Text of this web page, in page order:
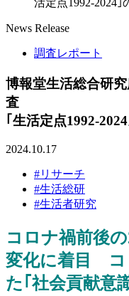
活定点1992-2024
News Release
調査レポート
博報堂生活総合研
査
｢生活定点1992-
2024.10.17
#リサーチ
#生活総研
#生活者研究
コロナ禍前後
変化に着目 コ
た｢社会貢献意